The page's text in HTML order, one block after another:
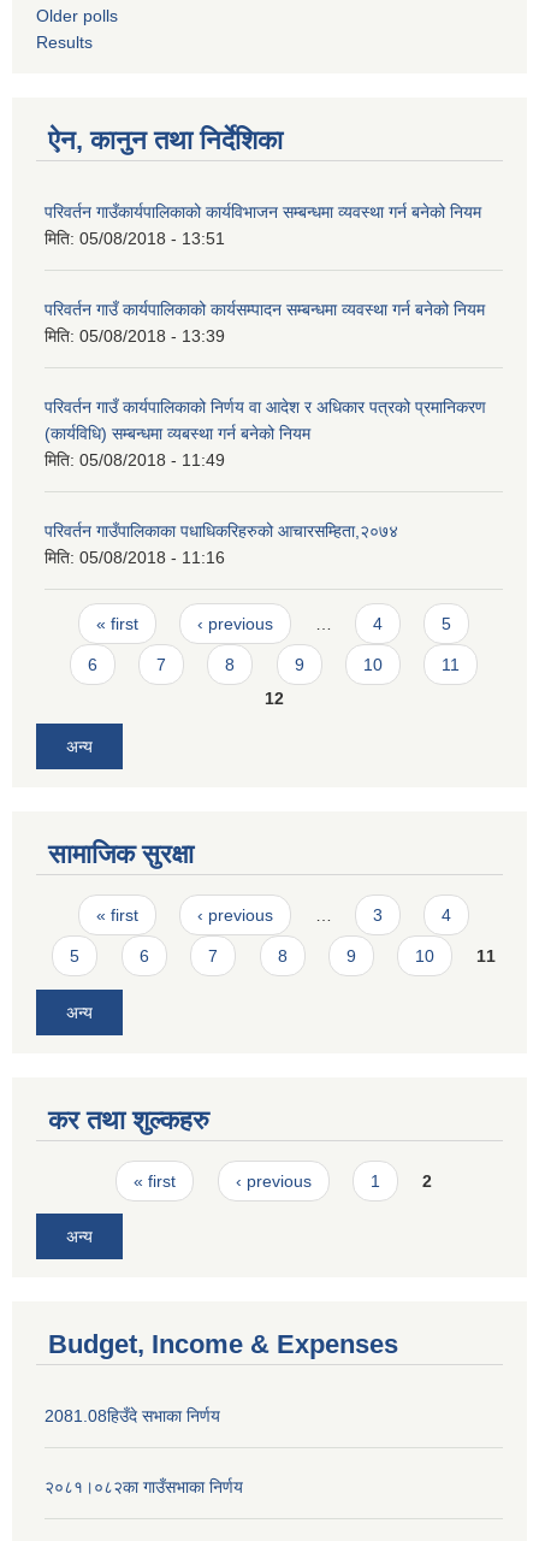
Older polls
Results
ऐन, कानुन तथा निर्देशिका
परिवर्तन गाउँकार्यपालिकाको कार्यविभाजन सम्बन्धमा व्यवस्था गर्न बनेको नियम
मिति: 05/08/2018 - 13:51
परिवर्तन गाउँ कार्यपालिकाको कार्यसम्पादन सम्बन्धमा व्यवस्था गर्न बनेको नियम
मिति: 05/08/2018 - 13:39
परिवर्तन गाउँ कार्यपालिकाको निर्णय वा आदेश र अधिकार पत्रको प्रमानिकरण
(कार्यविधि) सम्बन्धमा व्यबस्था गर्न बनेको नियम
मिति: 05/08/2018 - 11:49
परिवर्तन गाउँपालिकाका पधाधिकरिहरुको आचारसम्हिता,२०७४
मिति: 05/08/2018 - 11:16
Pages
« first ‹ previous 4 5
6 7 8 9 10
11
12
अन्य
सामाजिक सुरक्षा
Pages
« first ‹ previous … 3 4
5 6 7 8 9 10 11
अन्य
कर तथा शुल्कहरु
Pages« first ‹ previous 1 2
अन्य
Budget, Income & Expenses
2081.08हिउँदे सभाका निर्णय
२०८१।०८२का गाउँसभाका निर्णय